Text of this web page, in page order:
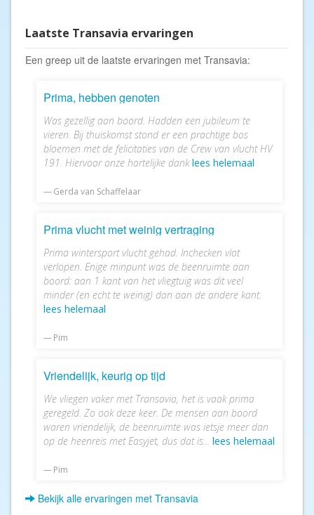
Laatste Transavia ervaringen
Een greep uit de laatste ervaringen met Transavia:
Prima, hebben genoten
Was gezellig aan boord. Hadden een jubileum te
vieren. Bij thuiskomst stond er een prachtige bos
bloemen met de felicitaties van de Crew van vlucht HV
191. Hiervoor onze hartelijke dank lees helemaal
Gerda van Schaffelaar
Prima vlucht met weinig vertraging
Prima wintersport vlucht gehad. Inchecken vlot
verlopen. Enige minpunt was de beenruimte aan
boord: aan 1 kant van het vliegtuig was dit veel
minder (en echt te weinig) dan aan de andere kant.
lees helemaal
Pim
Vriendelijk, keurig op tijd
We vliegen vaker met Transavia, het is vaak prima
geregeld. Zo ook deze keer. De mensen aan boord
waren vriendelijk, de beenruimte was ietsje meer dan
op de heenreis met Easyjet, dus dat is... lees helemaal
Pim
Bekijk alle ervaringen met Transavia